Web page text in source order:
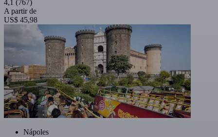
4,1 (767)
A partir de
US$ 45,98
Nápoles